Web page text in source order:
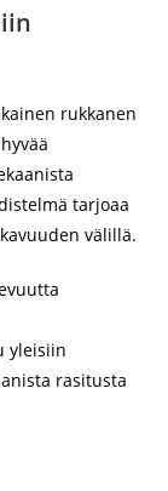
rukkanen
tarjoaa
välillä.
yleisiin
rasitusta